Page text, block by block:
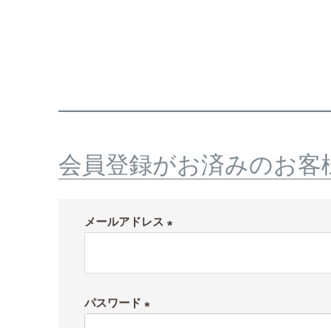
会員登録がお済みのお客
メールアドレス
パスワード